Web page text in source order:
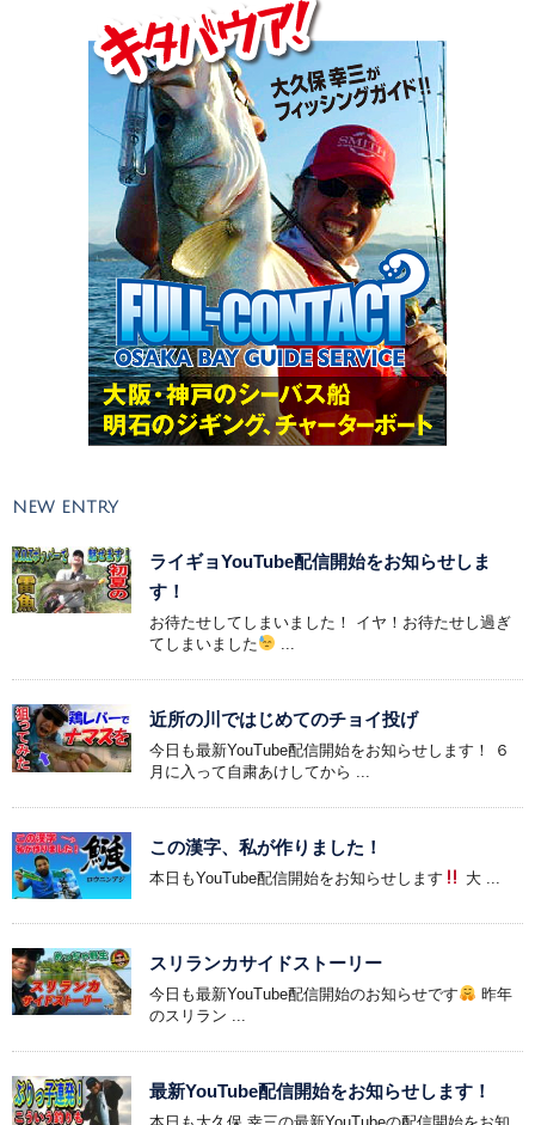
NEW ENTRY
ライギョYouTube配信開始をお知らせしま
す！
お待たせしてしまいました！ イヤ！お待たせし過ぎ
てしまいました
近所の川ではじめてのチョイ投げ
今日も最新YouTube配信開始をお知らせします！ ６
月に入って自粛あけしてから ...
この漢字、私が作りました！
本日もYouTube配信開始をお知らせします 大 ...
スリランカサイドストーリー
今日も最新YouTube配信開始のお知らせです
昨年
のスリラン ...
最新YouTube配信開始をお知らせします！